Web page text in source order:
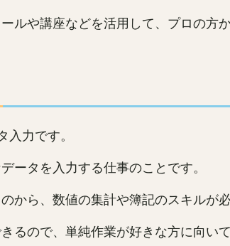
ルや講座などを活用して、プロの方
力です。
ータを入力する仕事のことです。
から、数値の集計や簿記のスキルが
るので、単純作業が好きな方に向いて